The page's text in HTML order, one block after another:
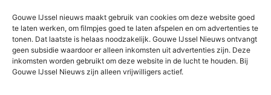
Gouwe IJssel nieuws maakt gebruik van cookies om deze website goed
te laten werken, om filmpjes goed te laten afspelen en om advertenties te
tonen. Dat laatste is helaas noodzakelijk. Gouwe IJssel Nieuws ontvangt
geen subsidie waardoor er alleen inkomsten uit advertenties zijn. Deze
inkomsten worden gebruikt om deze website in de lucht te houden. Bij
Gouwe IJssel Nieuws zijn alleen vrijwilligers actief.